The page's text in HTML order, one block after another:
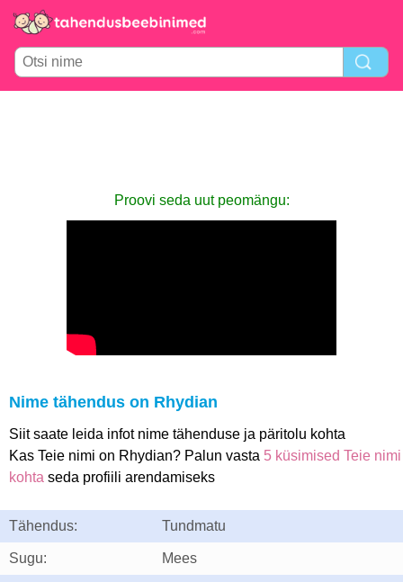
Proovi seda uut peomängu:
Nime tähendus on Rhydian
Siit saate leida infot nime tähenduse ja päritolu kohta
Kas Teie nimi on Rhydian? Palun vasta 5 küsimised Teie nimi
kohta seda profiili arendamiseks
Tähendus: Tundmatu
Sugu: Mees